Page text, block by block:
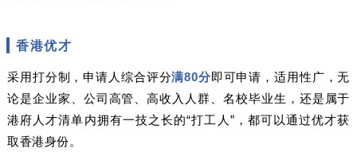
香港优才
采用打分制，申请人综合评分满80分即可申请，适用性广，无
论是企业家、公司高管、高收入人群、名校毕业生，还是属于
港府人才清单内拥有一技之长的“打工人”，都可以通过优才获
取香港身份。